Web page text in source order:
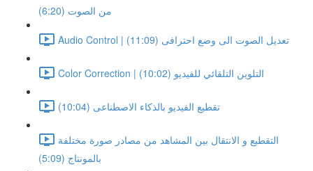
من الصوت (6:20)
Audio Control | تعديل الصوت الى وضع احترافى (11:09)
Color Correction | التلوين التلقائي للفيديو (10:02)
تقطيع الفيديو بالذكاء الاصطناعى (10:04)
التقطيع و الانتقال بين المشاهد من مصادر صورة مختلفة
بالمونتاج (5:09)